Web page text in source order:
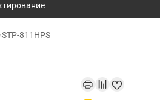
›STP-811HPS